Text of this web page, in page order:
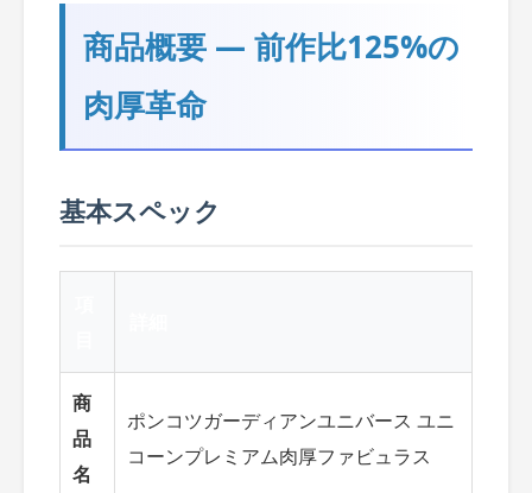
商品概要 ― 前作比125%の
肉厚革命
基本スペック
商
品
名
ポンコツガーディアンユニバース ユニ
コーンプレミアム肉厚ファビュラス